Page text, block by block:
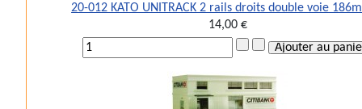
20-012 KATO UNITRACK 2 rails droits double voie
14,00 €